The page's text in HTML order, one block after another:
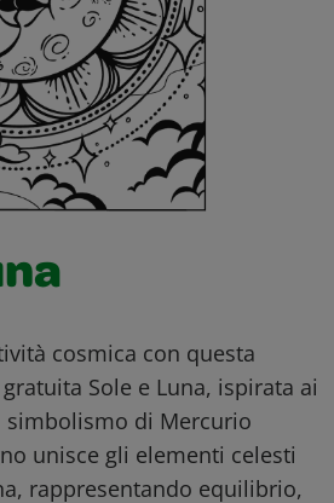
cosmica con questa
Sole e Luna, ispirata ai
simbolismo di Mercurio
unisce gli elementi celesti
rappresentando equilibrio,